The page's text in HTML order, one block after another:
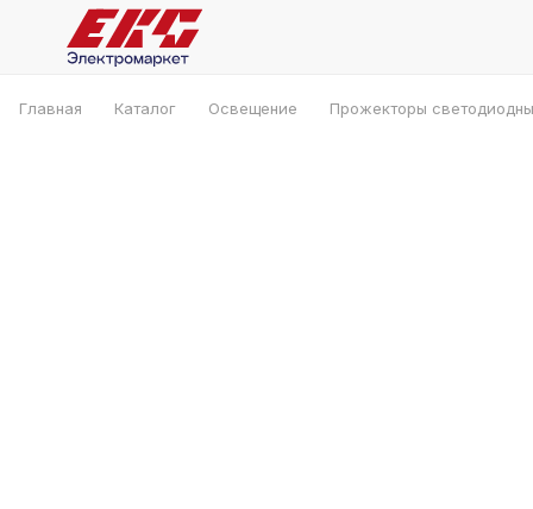
Главная Каталог Освещение Прожекторы